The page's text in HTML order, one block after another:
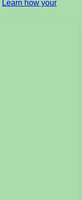
Learn how your